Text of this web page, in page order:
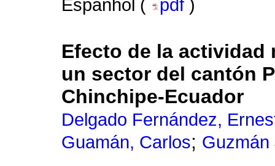
Espanhol ( pdf )
Efecto de la actividad
un sector del cantón
Chinchipe-Ecuador
Delgado Fernández,
Guamán, Carlos; Guzmán